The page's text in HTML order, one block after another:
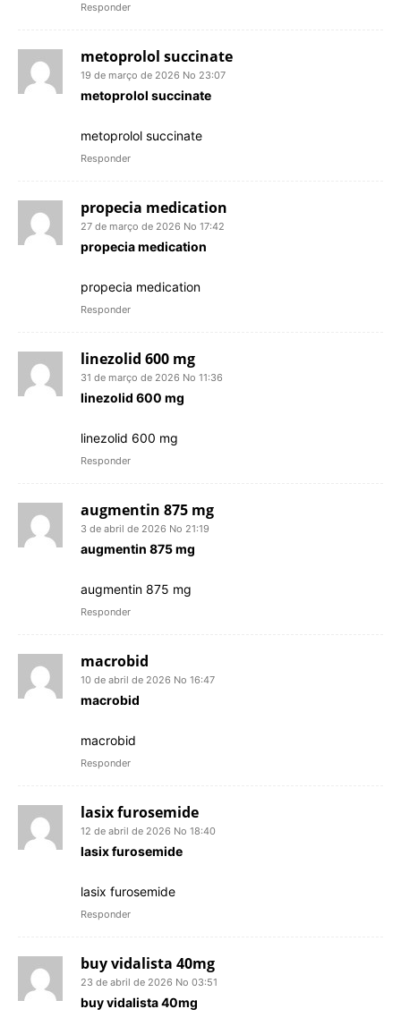
Responder
metoprolol succinate
19 de março de 2026 No 23:07
metoprolol succinate
metoprolol succinate
Responder
propecia medication
27 de março de 2026 No 17:42
propecia medication
propecia medication
Responder
linezolid 600 mg
31 de março de 2026 No 11:36
linezolid 600 mg
linezolid 600 mg
Responder
augmentin 875 mg
3 de abril de 2026 No 21:19
augmentin 875 mg
augmentin 875 mg
Responder
macrobid
10 de abril de 2026 No 16:47
macrobid
macrobid
Responder
lasix furosemide
12 de abril de 2026 No 18:40
lasix furosemide
lasix furosemide
Responder
buy vidalista 40mg
23 de abril de 2026 No 03:51
buy vidalista 40mg